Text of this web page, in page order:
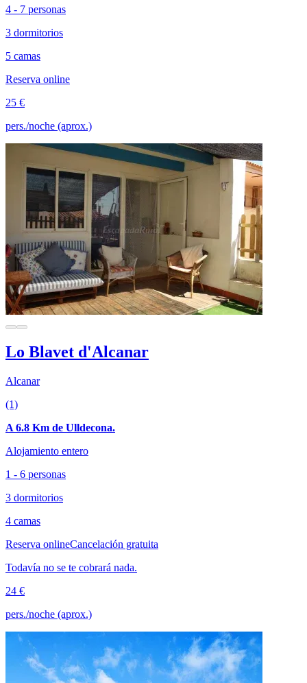
4 - 7 personas
3 dormitorios
5 camas
Reserva online
25 €
pers./noche (aprox.)
Lo Blavet d'Alcanar
Alcanar
(1)
A 6.8 Km de Ulldecona.
Alojamiento entero
1 - 6 personas
3 dormitorios
4 camas
Reserva onlineCancelación gratuita
Todavía no se te cobrará nada.
24 €
pers./noche (aprox.)